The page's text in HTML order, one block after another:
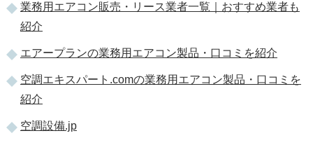
業務用エアコン販売・リース業者一覧｜おすすめ業者も
紹介
エアープランの業務用エアコン製品・口コミを紹介
空調エキスパート.comの業務用エアコン製品・口コミを
紹介
空調設備.jp